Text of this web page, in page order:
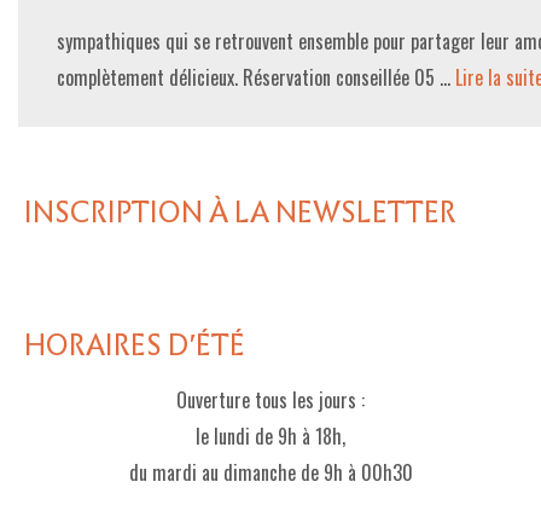
sympathiques qui se retrouvent ensemble pour partager leur
complètement délicieux. Réservation conseillée 05 … Lire la
INSCRIPTION À LA NEWSLETTER
HORAIRES D'ÉTÉ
Ouverture tous les jours :
le lundi de 9h à 18h,
du mardi au dimanche de 9h à 00h30